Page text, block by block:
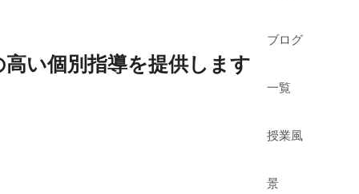
い個別指導を提供します
ブログ
一覧
授業風
景